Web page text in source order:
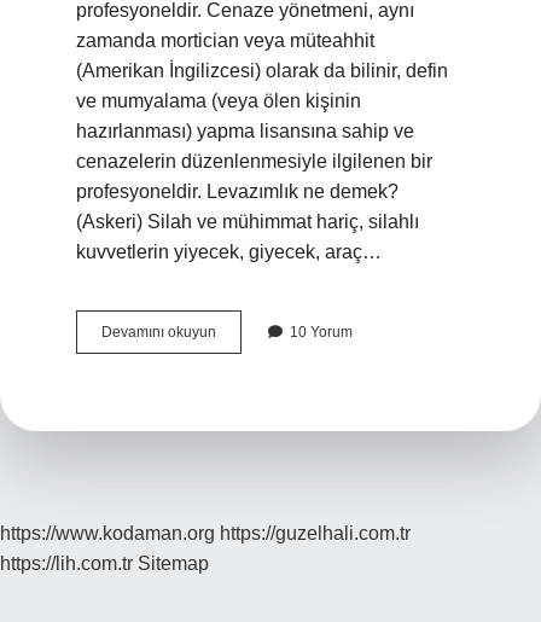
profesyoneldir. Cenaze yönetmeni, aynı
zamanda mortician veya müteahhit
(Amerikan İngilizcesi) olarak da bilinir, defin
ve mumyalama (veya ölen kişinin
hazırlanması) yapma lisansına sahip ve
cenazelerin düzenlenmesiyle ilgilenen bir
profesyoneldir. Levazımlık ne demek?
(Askeri) Silah ve mühimmat hariç, silahlı
kuvvetlerin yiyecek, giyecek, araç…
Devamını okuyun Levazımatçısı
Ne
10 Yorum
https://www.kodaman.org https://guzelhali.com.tr
https://lih.com.tr Sitemap